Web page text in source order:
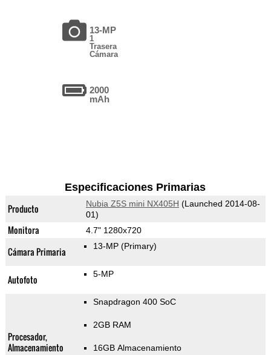
13-MP
1
Trasera
Cámara
2000
mAh
Especificaciones Primarias
Producto Nubia Z5S mini NX405H (Launched 2014-08-
01)
Monitora 4.7" 1280x720
Cámara Primaria 13-MP (Primary)
Autofoto 5-MP
Procesador,
Almacenamiento
Snapdragon 400 SoC
2GB RAM
16GB Almacenamiento